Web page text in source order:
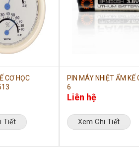
CƠ HỌC
Tiết
PIN MÁY NHIỆT ẨM KẾ
6
Liên hệ
Xem Chi Tiết